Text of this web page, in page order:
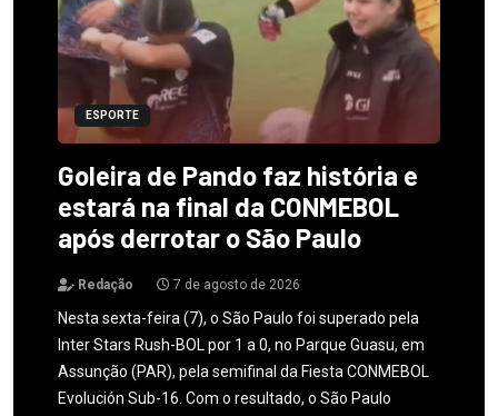
ESPORTE
Goleira de Pando faz história e
estará na final da CONMEBOL
após derrotar o São Paulo
Redação 7 de agosto de 2026
Nesta sexta-feira (7), o São Paulo foi superado pela
Inter Stars Rush-BOL por 1 a 0, no Parque Guasu, em
Assunção (PAR), pela semifinal da Fiesta CONMEBOL
Evolución Sub-16. Com o resultado, o São Paulo